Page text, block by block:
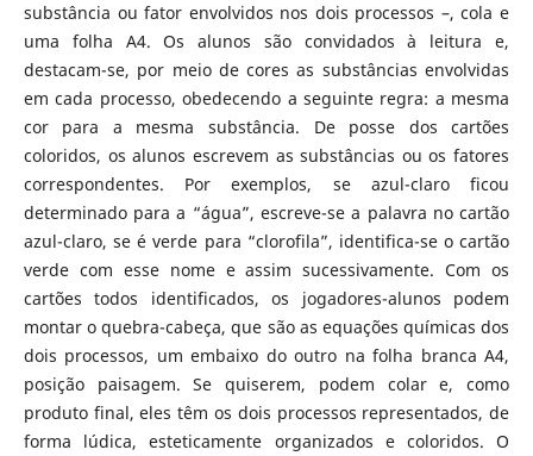
substância ou fator envolvidos nos dois processos –, cola e
uma folha A4. Os alunos são convidados à leitura e,
destacam-se, por meio de cores as substâncias envolvidas
em cada processo, obedecendo a seguinte regra: a mesma
cor para a mesma substância. De posse dos cartões
coloridos, os alunos escrevem as substâncias ou os fatores
correspondentes. Por exemplos, se azul-claro ficou
determinado para a “água”, escreve-se a palavra no cartão
azul-claro, se é verde para “clorofila”, identifica-se o cartão
verde com esse nome e assim sucessivamente. Com os
cartões todos identificados, os jogadores-alunos podem
montar o quebra-cabeça, que são as equações químicas dos
dois processos, um embaixo do outro na folha branca A4,
posição paisagem. Se quiserem, podem colar e, como
produto final, eles têm os dois processos representados, de
forma lúdica, esteticamente organizados e coloridos. O